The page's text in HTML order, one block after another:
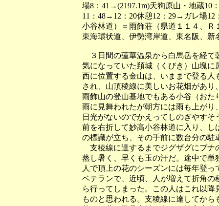
場8：41→(2197.1m)天狗原山・地蔵10
11：48→12：20休憩12：29→ガレ場
小谷林道）＝雨飾荘（県道１１４、
東海環状道、伊勢湾岸道、東名阪、新
３日間の蓮華温泉から白馬岳を経て
気になっていた頚城（くびき）山塊
西に位置する金山は、いままで登る
され、山頂稜線に美しいお花畑があ
雨飾山の登山基地でもある小谷（お
雨に見舞われたが朝方には雨も上が
日光がないのでかえってしのぎやす
前を右折して妙高小谷林道に入り、
の標識が立ち、その手前に数台分の駐
支稜線に達するまでジグザグにブナ
蒸し暑く、早くも玉の汗だ。途中で
人で頂上の花のシーズンには毎年登
ベテランで、近頃、人が増えて折角
ら行ってしまった。この人はこれ以
ものと思われる。支稜線に達してか